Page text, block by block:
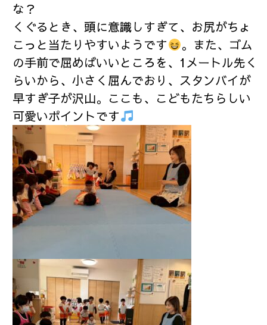
な？
くぐるとき、頭に意識しすぎて、お尻がちょ
こっと当たりやすいようです
。また、ゴム
の手前で屈めばいいところを、1メートル先く
らいから、小さく屈んでおり、スタンバイが
早すぎ子が沢山。ここも、こどもたちらしい
可愛いポイントです